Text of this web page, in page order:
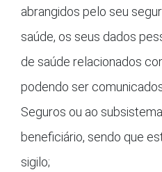
abrangidos pelo seu
saúde, os seus dados
de saúde relacionados
podendo ser
Seguros ou ao
beneficiário, sendo que
sigilo;